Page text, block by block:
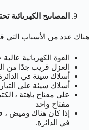
المصابيح الكهربائية
هناك عدد من الأسباب التي
القوة الكهربائية عالية
العزل قريب جدًا من
أسلاك سيئة في
أسلاك سيئة على
على مفتاح باهتة ،
مفتاح واحد
إذا كان هناك وميض
في الدائرة.